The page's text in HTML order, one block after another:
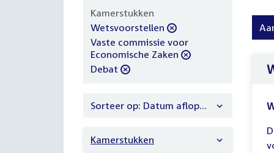
Verfijn
uw
resultaten
Kamerstukken
verwijder
filter
Wetsvoorstellen
verwijder
filter
Vaste commissie voor
Economische Zaken
verwijder
Debat
Sorteer op: Datum aflopend
Kamerstukken